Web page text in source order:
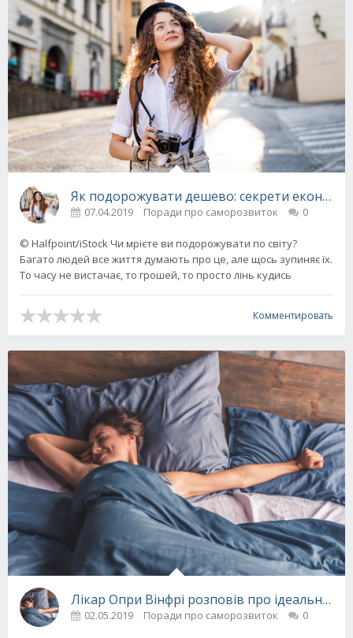
Як подорожувати дешево: секрети економії
07.04.2019 Поради про саморозвиток 0
© Halfpoint/iStock Чи мрієте ви подорожувати по світу?
Багато людей все життя думають про це, але щось зупиняє їх.
То часу не вистачає, то грошей, то просто лінь кудись
Комментировать
Лікар Опри Вінфрі розповів про
02.05.2019 Поради про саморозвиток 0